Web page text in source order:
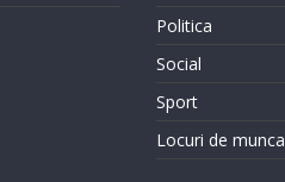
Politica
Social
Sport
Locuri de munca